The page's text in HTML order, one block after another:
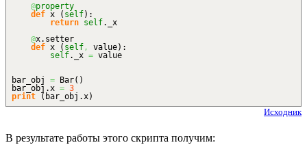
@property
def x ( self) :
return self._x
@x. setter
def x ( self , value) :
self._x = value
bar_obj = Bar( )
bar_obj. x = 3
print ( bar_obj. x)
Исходник
В результате работы этого скрипта получим: